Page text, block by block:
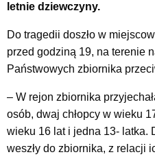
letnie dziewczyny.
Do tragedii doszło w
przed godziną 19, na terenie
Państwowych zbiornika
– W rejon zbiornika
osób, dwaj chłopcy w wieku
wieku 16 lat i jedna 13- latka.
weszły do zbiornika, z relacji